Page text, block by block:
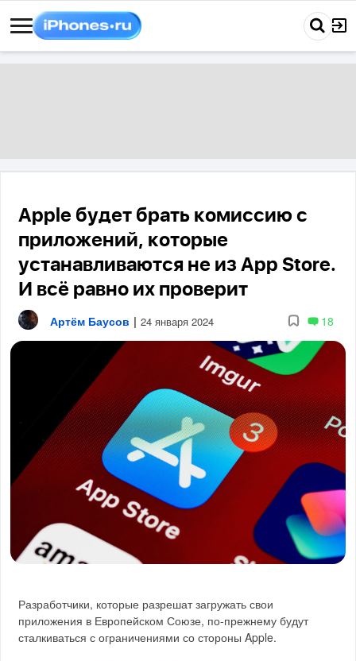
Apple будет брать комиссию с
приложений, которые
устанавливаются не из App Store.
И всё равно их проверит
Артём Баусов | 24 января 2024 18
Разработчики, которые разрешат загружать свои
приложения в Европейском Союзе, по-прежнему будут
сталкиваться с ограничениями со стороны Apple.